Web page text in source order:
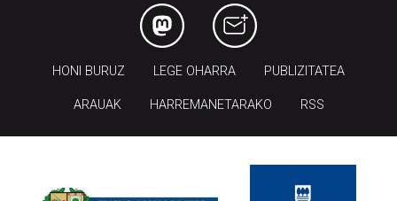
HONI BURUZ LEGE OHARRA PUBLIZITATEA
ARAUAK HARREMANETARAKO RSS